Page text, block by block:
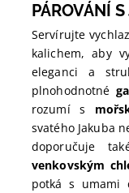
PÁROVÁNÍ
Servírujte
kalichem, aby
eleganci a
plnohodnotné
rozumí s
svatého Jakuba
doporučuje
venkovským
potká s umami